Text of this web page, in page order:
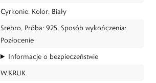
Cyrkonie, Kolor: Biały
Srebro, Próba: 925, Sposób wykończenia:
Pozłocenie
Informacje o bezpieczeństwie
W.KRUK